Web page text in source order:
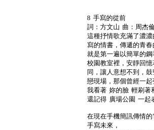
8 手寫的從前
詞：方文山 曲：周杰
這種抒情歌充滿了濃
寫的情書，傳遞的青
就是第一遍以簡單的
校園教室裡，安靜回
同，讓人意想不到，
戀現場，那個曾經一
我看著 妳的臉 輕刷著
還記得 廣場公園 一起
在現在手機簡訊傳情
手寫未來，